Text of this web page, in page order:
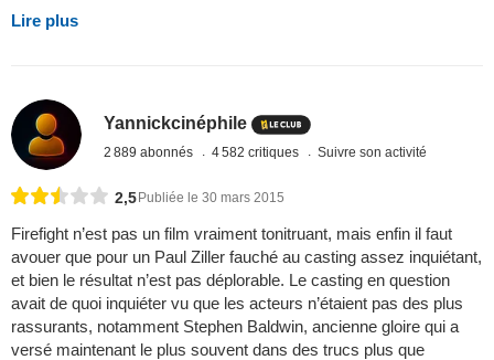
Lire plus
Yannickcinéphile
2 889 abonnés 4 582 critiques Suivre son activité
2,5Publiée le 30 mars 2015
Firefight n’est pas un film vraiment tonitruant, mais enfin il faut
avouer que pour un Paul Ziller fauché au casting assez inquiétant,
et bien le résultat n’est pas déplorable. Le casting en question
avait de quoi inquiéter vu que les acteurs n’étaient pas des plus
rassurants, notamment Stephen Baldwin, ancienne gloire qui a
versé maintenant le plus souvent dans des trucs plus que